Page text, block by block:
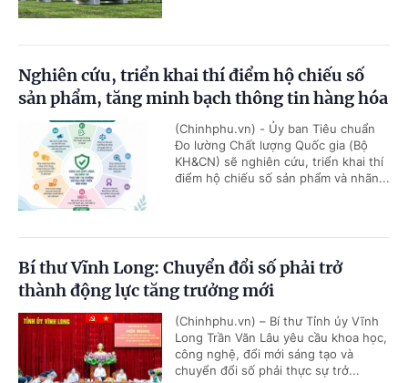
Nghiên cứu, triển khai thí điểm hộ chiếu số
sản phẩm, tăng minh bạch thông tin hàng hóa
(Chinhphu.vn) - Ủy ban Tiêu chuẩn
Đo lường Chất lượng Quốc gia (Bộ
KH&CN) sẽ nghiên cứu, triển khai thí
điểm hộ chiếu số sản phẩm và nhãn...
Bí thư Vĩnh Long: Chuyển đổi số phải trở
thành động lực tăng trưởng mới
(Chinhphu.vn) – Bí thư Tỉnh ủy Vĩnh
Long Trần Văn Lâu yêu cầu khoa học,
công nghệ, đổi mới sáng tạo và
chuyển đổi số phải thực sự trở...